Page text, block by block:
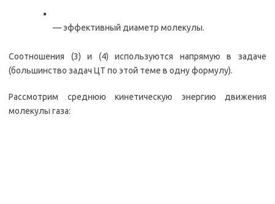
— эффективный диаметр молекулы.
Соотношения (3) и (4) используются напрямую в задаче
(большинство задач ЦТ по этой теме в одну формулу).
Рассмотрим среднюю кинетическую энергию движения
молекулы газа: